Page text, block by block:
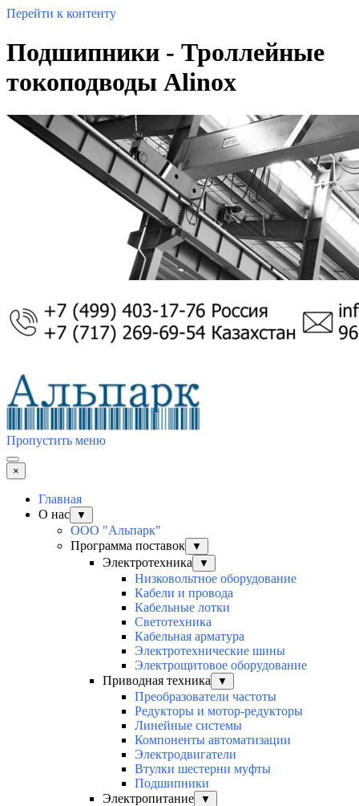
Перейти к контенту
Подшипники - Троллейные
токоподводы Alinox
Пропустить меню
×
Главная
О нас
▼
ООО "Альпарк"
Программа поставок
▼
Электротехника ▼
Низковольтное оборудование
Кабели и провода
Кабельные лотки
Светотехника
Кабельная арматура
Электротехнические шины
Электрощитовое оборудование
Приводная техника
▼
Преобразователи частоты
Редукторы и мотор-редукторы
Линейные системы
Компоненты автоматизации
Электродвигатели
Втулки шестерни муфты
Подшипники
Электропитание
▼